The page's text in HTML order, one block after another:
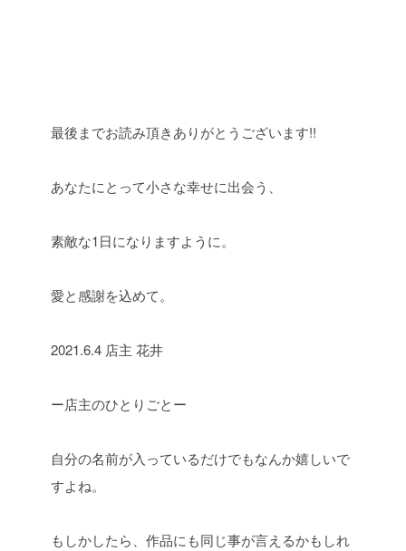
最後までお読み頂きありがとうございます!!
あなたにとって小さな幸せに出会う、
素敵な1日になりますように。
愛と感謝を込めて。
2021.6.4 店主 花井
ー店主のひとりごとー
自分の名前が入っているだけでもなんか嬉しいで
すよね。
もしかしたら、作品にも同じ事が言えるかもしれ